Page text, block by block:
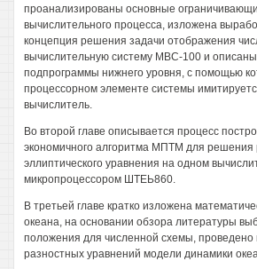
проанализированы основные
вычислительного процесса, изложена
концепция решения задачи отображения
вычислительную систему МВС-100 и
подпрограммы нижнего уровня, с помощью
процессорном элементе системы
вычислитель.
Во второй главе описывается процесс
экономичного алгоритма МПТМ для решения
эллиптического уравнения на одном
микропроцессором ШТЕЬ860.
В третьей главе кратко изложена
океана, на основании обзора литературы
положения для численной схемы, проведено
разностных уравнений модели динамики